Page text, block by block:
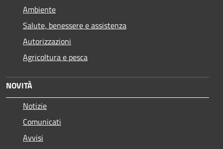
Ambiente
Salute, benessere e assistenza
Autorizzazioni
Agricoltura e pesca
NOVITÀ
Notizie
Comunicati
Avvisi